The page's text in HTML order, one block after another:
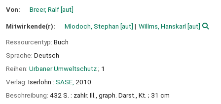
Von: Breer, Ralf[aut]
Mitwirkende(r): Mlodoch, Stephan [aut] Willms, Hanskarl [aut]
Ressourcentyp: Buch
Sprache: Deutsch
Reihen: Urbaner Umweltschutz; 1
Verlag: Iserlohn : SASE, 2010
Beschreibung: 432 S. : zahlr. Ill., graph. Darst., Kt. ; 31 cm